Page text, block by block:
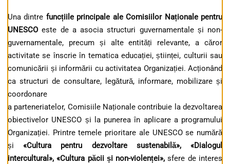
Una dintre funcțiile principale ale Comisiilor Naționale pentru
UNESCO este de a asocia structuri guvernamentale și non-
guvernamentale, precum și alte entități relevante, a căror
activitate se înscrie în tematica educației, științei, culturii sau
comunicării și informării cu activitatea Organizației. Acționând
ca structuri de consultare, legătură, informare, mobilizare și
coordonare
a parteneriatelor, Comisiile Naționale contribuie la dezvoltarea
obiectivelor UNESCO și la punerea în aplicare a programului
Organizației. Printre temele prioritare ale UNESCO se numără
și«Cultura pentru dezvoltare sustenabilă», «Dialogul
intercultural», «Cultura păcii și non-violenței», sfere de interes